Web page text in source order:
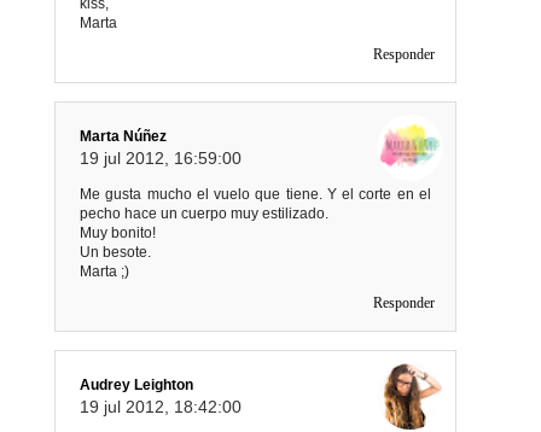
Marta
Responder
Marta Núñez
19 jul 2012, 16:59:00
Me gusta mucho el vuelo que tiene. Y el corte en el
pecho hace un cuerpo muy estilizado.
Muy bonito!
Un besote.
Marta ;)
Responder
Audrey Leighton
19 jul 2012, 18:42:00